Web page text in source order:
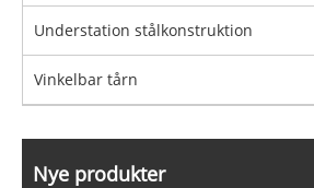
Understation stålkonstruktion
Vinkelbar tårn
Nye produkter